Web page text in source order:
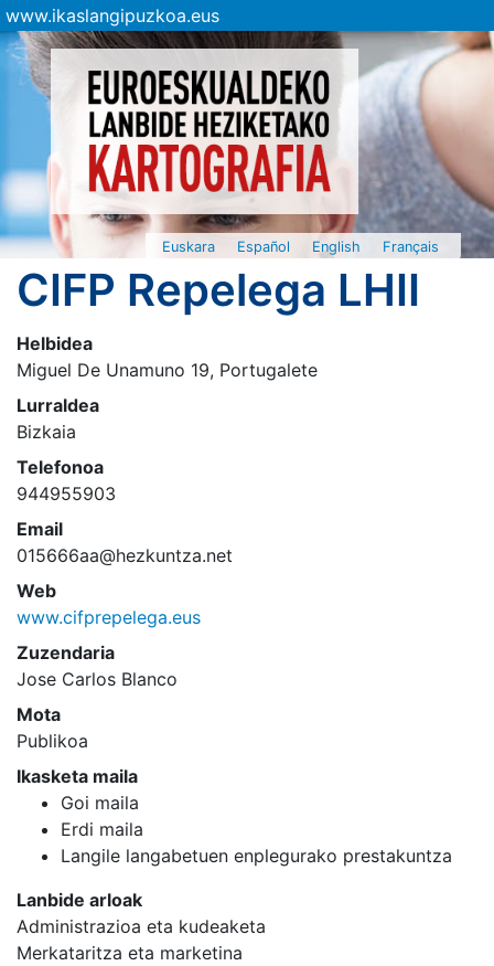
www.ikaslangipuzkoa.eus
Euskara Español English Français
CIFP Repelega LHII
Helbidea
Miguel De Unamuno 19, Portugalete
Lurraldea
Bizkaia
Telefonoa
944955903
Email
015666aa@hezkuntza.net
Web
www.cifprepelega.eus
Zuzendaria
Jose Carlos Blanco
Mota
Publikoa
Ikasketa maila
Goi maila
Erdi maila
Langile langabetuen enplegurako prestakuntza
Lanbide arloak
Administrazioa eta kudeaketa
Merkataritza eta marketina